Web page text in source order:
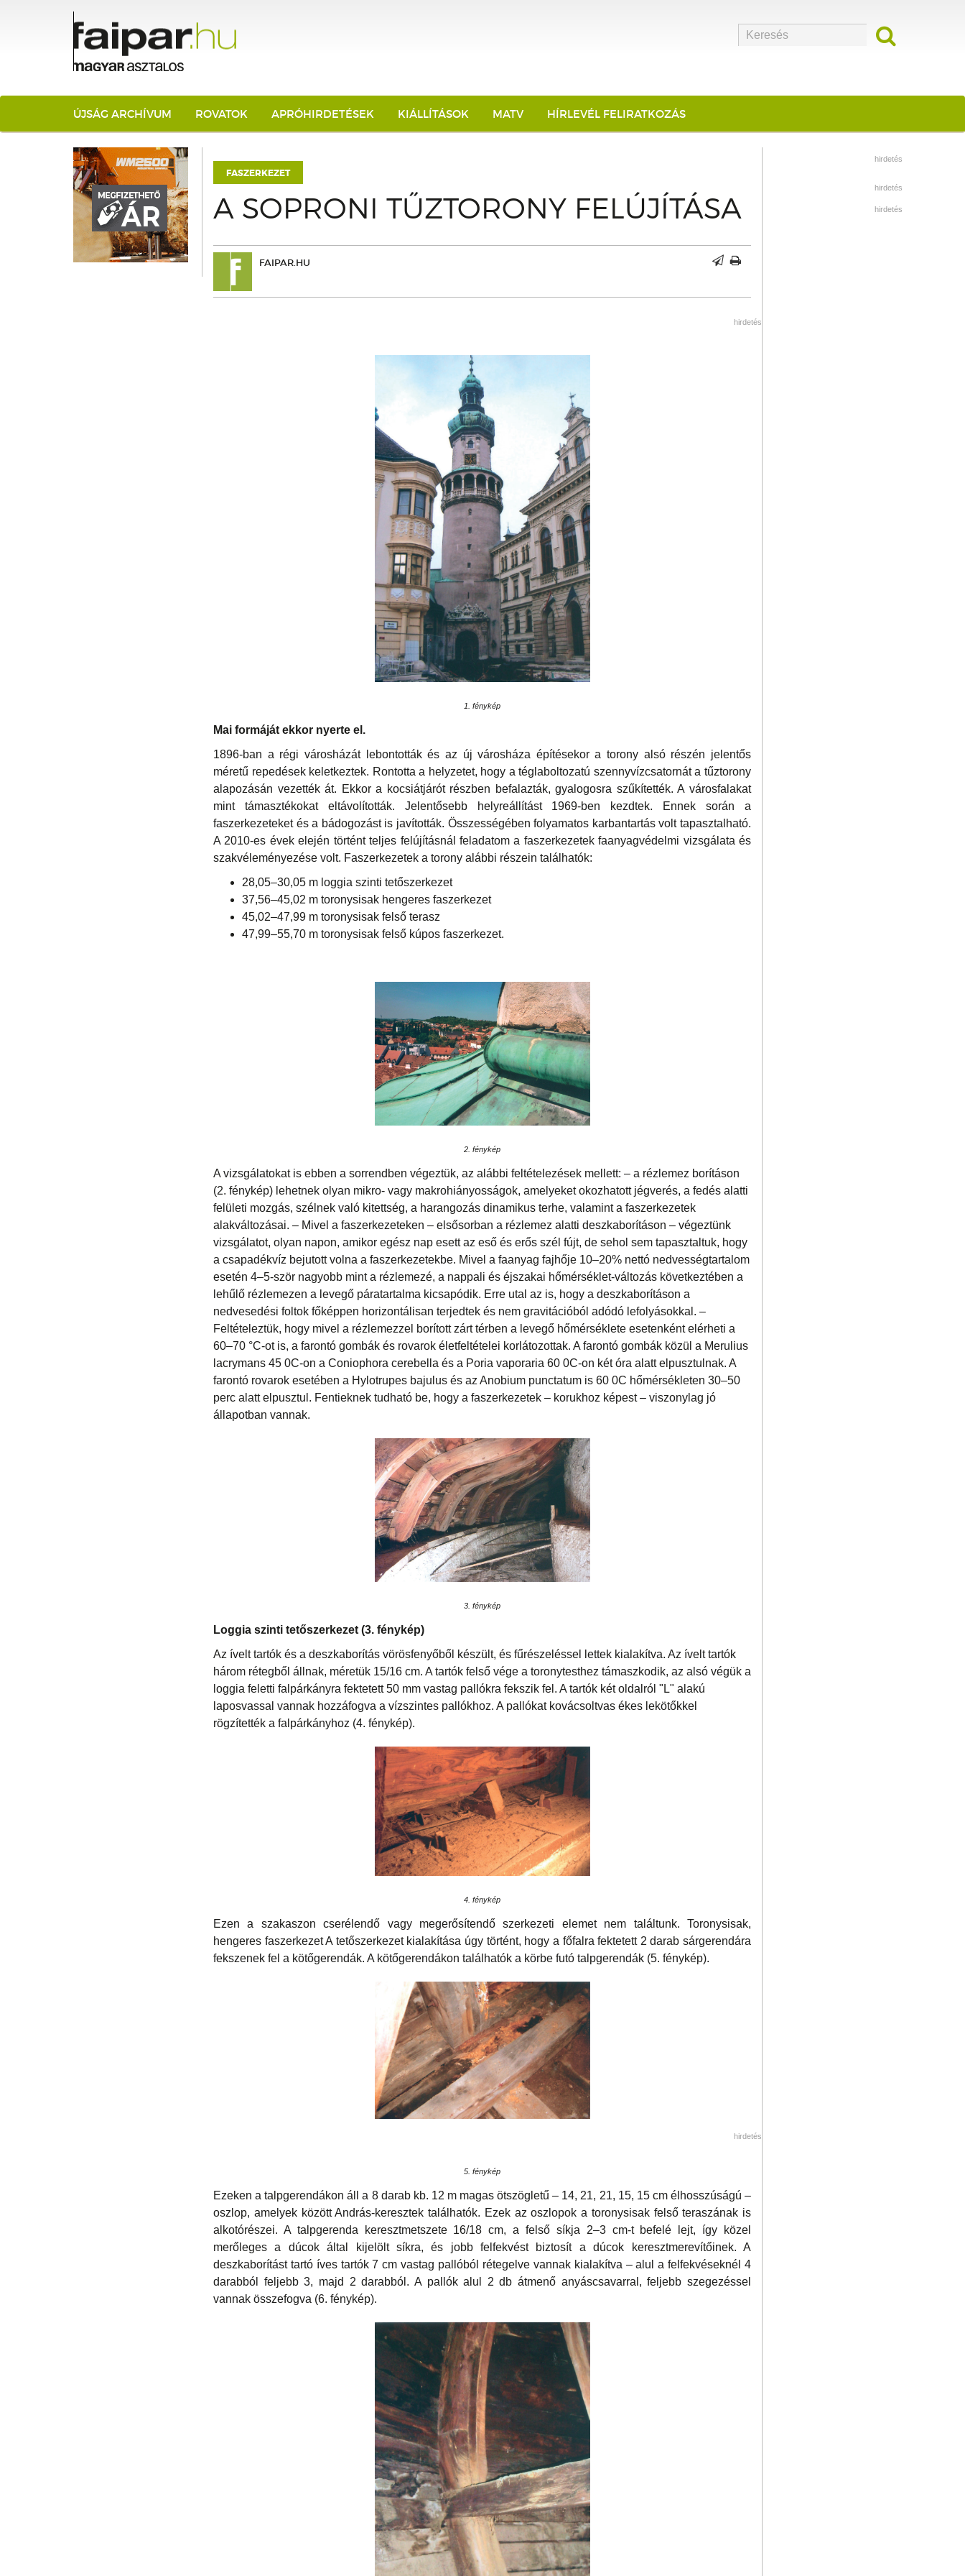
ÚJSÁG ARCHÍVUM ROVATOK APRÓHIRDETÉSEK KIÁLLÍTÁSOK MATV HÍRLEVÉL FELIRATKOZÁS
FASZERKEZET
A SOPRONI TŰZTORONY FELÚJÍTÁSA
FAIPAR.HU
hirdetés
1. fénykép
Mai formáját ekkor nyerte el.
1896-ban a régi városházát lebontották és az új városháza építésekor a torony alsó részén jelentős
méretű repedések keletkeztek. Rontotta a helyzetet, hogy a téglaboltozatú szennyvízcsatornát a tűztorony
alapozásán vezették át. Ekkor a kocsiátjárót részben befalazták, gyalogosra szűkítették. A városfalakat
mint támasztékokat eltávolították. Jelentősebb helyreállítást 1969-ben kezdtek. Ennek során a
faszerkezeteket és a bádogozást is javították. Összességében folyamatos karbantartás volt tapasztalható.
A 2010-es évek elején történt teljes felújításnál feladatom a faszerkezetek faanyagvédelmi vizsgálata és
szakvéleményezése volt. Faszerkezetek a torony alábbi részein találhatók:
28,05–30,05 m loggia szinti tetőszerkezet
37,56–45,02 m toronysisak hengeres faszerkezet
45,02–47,99 m toronysisak felső terasz
47,99–55,70 m toronysisak felső kúpos faszerkezet.
2. fénykép
A vizsgálatokat is ebben a sorrendben végeztük, az alábbi feltételezések mellett: – a rézlemez borításon
(2. fénykép) lehetnek olyan mikro- vagy makrohiányosságok, amelyeket okozhatott jégverés, a fedés alatti
felületi mozgás, szélnek való kitettség, a harangozás dinamikus terhe, valamint a faszerkezetek
alakváltozásai. – Mivel a faszerkezeteken – elsősorban a rézlemez alatti deszkaborításon – végeztünk
vizsgálatot, olyan napon, amikor egész nap esett az eső és erős szél fújt, de sehol sem tapasztaltuk, hogy
a csapadékvíz bejutott volna a faszerkezetekbe. Mivel a faanyag fajhője 10–20% nettó nedvességtartalom
esetén 4–5-ször nagyobb mint a rézlemezé, a nappali és éjszakai hőmérséklet-változás következtében a
lehűlő rézlemezen a levegő páratartalma kicsapódik. Erre utal az is, hogy a deszkaborításon a
nedvesedési foltok főképpen horizontálisan terjedtek és nem gravitációból adódó lefolyásokkal. –
Feltételeztük, hogy mivel a rézlemezzel borított zárt térben a levegő hőmérséklete esetenként elérheti a
60–70 °C-ot is, a farontó gombák és rovarok életfeltételei korlátozottak. A farontó gombák közül a Merulius
lacrymans 45 0C-on a Coniophora cerebella és a Poria vaporaria 60 0C-on két óra alatt elpusztulnak. A
farontó rovarok esetében a Hylotrupes bajulus és az Anobium punctatum is 60 0C hőmérsékleten 30–50
perc alatt elpusztul. Fentieknek tudható be, hogy a faszerkezetek – korukhoz képest – viszonylag jó
állapotban vannak.
3. fénykép
Loggia szinti tetőszerkezet (3. fénykép)
Az ívelt tartók és a deszkaborítás vörösfenyőből készült, és fűrészeléssel lettek kialakítva. Az ívelt tartók
három rétegből állnak, méretük 15/16 cm. A tartók felső vége a toronytesthez támaszkodik, az alsó végük a
loggia feletti falpárkányra fektetett 50 mm vastag pallókra fekszik fel. A tartók két oldalról "L" alakú
laposvassal vannak hozzáfogva a vízszintes pallókhoz. A pallókat kovácsoltvas ékes lekötőkkel
rögzítették a falpárkányhoz (4. fénykép).
4. fénykép
Ezen a szakaszon cserélendő vagy megerősítendő szerkezeti elemet nem találtunk. Toronysisak,
hengeres faszerkezet A tetőszerkezet kialakítása úgy történt, hogy a főfalra fektetett 2 darab sárgerendára
fekszenek fel a kötőgerendák. A kötőgerendákon találhatók a körbe futó talpgerendák (5. fénykép).
hirdetés
5. fénykép
Ezeken a talpgerendákon áll a 8 darab kb. 12 m magas ötszögletű – 14, 21, 21, 15, 15 cm élhosszúságú –
oszlop, amelyek között András-keresztek találhatók. Ezek az oszlopok a toronysisak felső teraszának is
alkotórészei. A talpgerenda keresztmetszete 16/18 cm, a felső síkja 2–3 cm-t befelé lejt, így közel
merőleges a dúcok által kijelölt síkra, és jobb felfekvést biztosít a dúcok keresztmerevítőinek. A
deszkaborítást tartó íves tartók 7 cm vastag pallóból rétegelve vannak kialakítva – alul a felfekvéseknél 4
darabból feljebb 3, majd 2 darabból. A pallók alul 2 db átmenő anyáscsavarral, feljebb szegezéssel
vannak összefogva (6. fénykép).
hirdetés
hirdetés
hirdetés